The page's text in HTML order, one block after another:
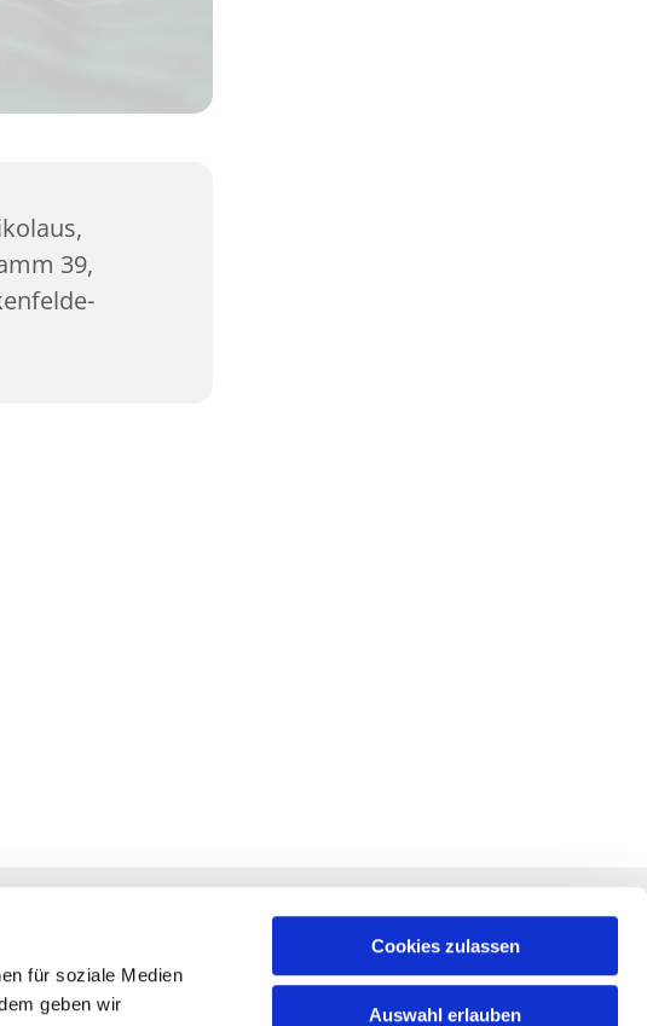
für soziale Medien
geben wir
Cookies zulassen
Auswahl erlauben
39,
RECHTLICHES
Datenschutz